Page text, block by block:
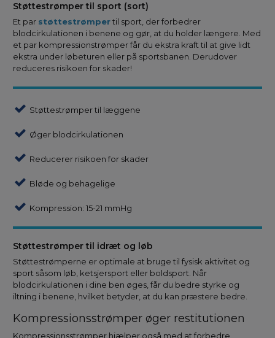
Støttestrømper til sport (sort)
Et par støttestrømpertil sport, der forbedrer
blodcirkulationen i benene og gør, at du holder længere. Med
et par kompressionstrømper får du ekstra kraft til at give lidt
ekstra under løbeturen eller på sportsbanen. Derudover
reduceres risikoen for skader!
Støttestrømper til læggene
Øger blodcirkulationen
Reducerer risikoen for skader
Bløde og behagelige
Kompression: 15-21 mmHg
Støttestrømper til idræt og løb
Støttestrømperne er optimale at bruge til fysisk aktivitet og
sport såsom løb, ketsjersport eller boldsport. Når
blodcirkulationen i dine ben øges, får du bedre styrke og
iltning i benene, hvilket betyder, at du kan præstere bedre.
Kompressionsstrømper øger restitutionen
Kompressionsstrømper hjælper også med at forbedre